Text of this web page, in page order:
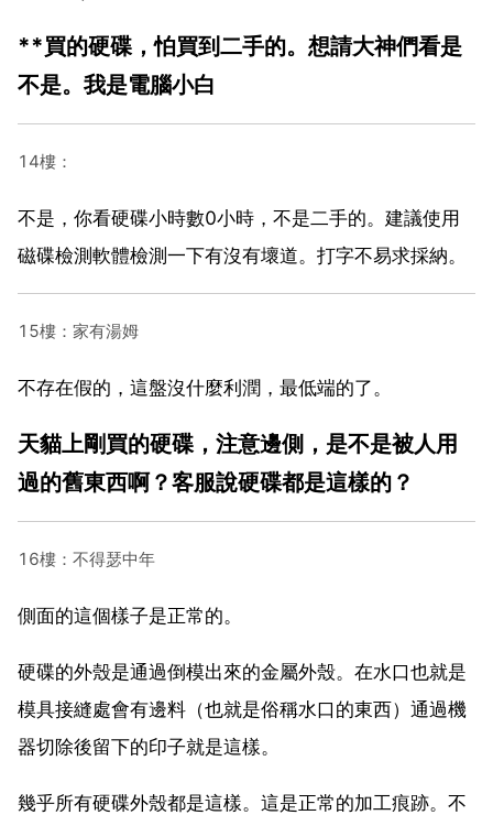
**買的硬碟，怕買到二手的。想請大神們看是
不是。我是電腦小白
14樓：
不是，你看硬碟小時數0小時，不是二手的。建議使用
磁碟檢測軟體檢測一下有沒有壞道。打字不易求採納。
15樓：家有湯姆
不存在假的，這盤沒什麼利潤，最低端的了。
天貓上剛買的硬碟，注意邊側，是不是被人用
過的舊東西啊？客服說硬碟都是這樣的？
16樓：不得瑟中年
側面的這個樣子是正常的。
硬碟的外殼是通過倒模出來的金屬外殼。在水口也就是
模具接縫處會有邊料（也就是俗稱水口的東西）通過機
器切除後留下的印子就是這樣。
幾乎所有硬碟外殼都是這樣。這是正常的加工痕跡。不